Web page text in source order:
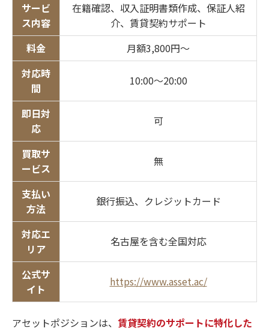
サービ
ス内容
在籍確認、収入証明書類作成、保証人紹
介、賃貸契約サポート
料金
月額3,800円〜
対応時
間
10:00〜20:00
即日対
応
可
買取サ
ービス
無
支払い
方法
銀行振込、クレジットカード
対応エ
リア
名古屋を含む全国対応
公式サ
イト
https://www.asset.ac/
アセットポジションは、 賃貸契約のサポートに特化した